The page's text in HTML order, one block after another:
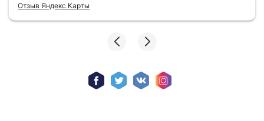
Отзыв Яндекс Карты